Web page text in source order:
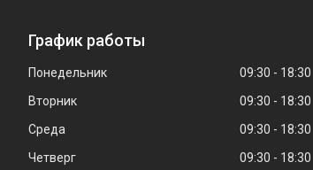
График работы
Понедельник 09:30
18:30
Вторник
09:30
18:30
Среда
09:30
18:30
Четверг
09:30
18:30